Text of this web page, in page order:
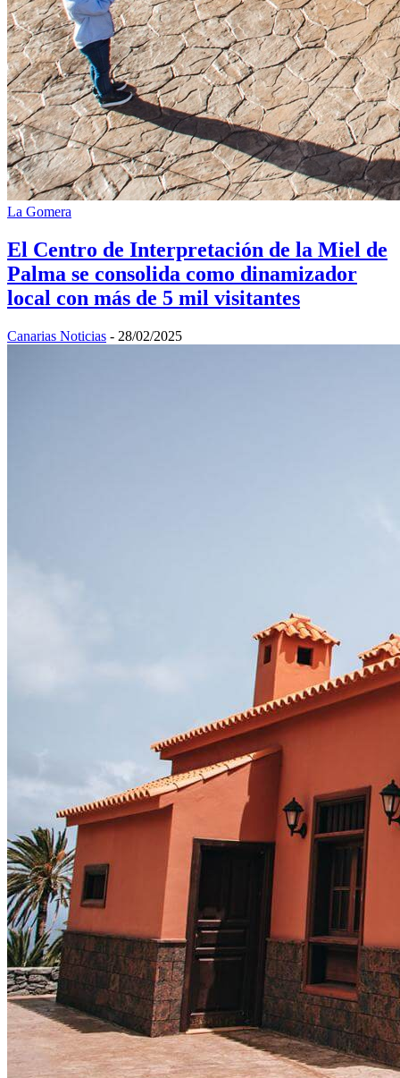
La Gomera
El Centro de Interpretación de la Miel de
Palma se consolida como dinamizador
local con más de 5 mil visitantes
Canarias Noticias - 28/02/2025